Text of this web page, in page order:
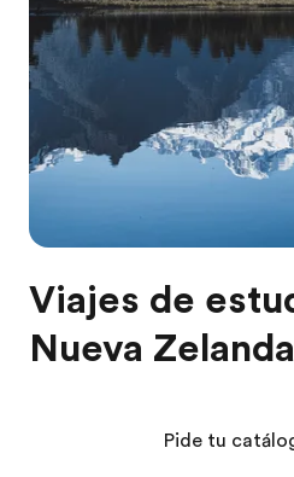
Sobre nosotros
Quiénes somos
Trabajos
Únete al equipo
Viajes de
Nueva Zelanda
Pide tu